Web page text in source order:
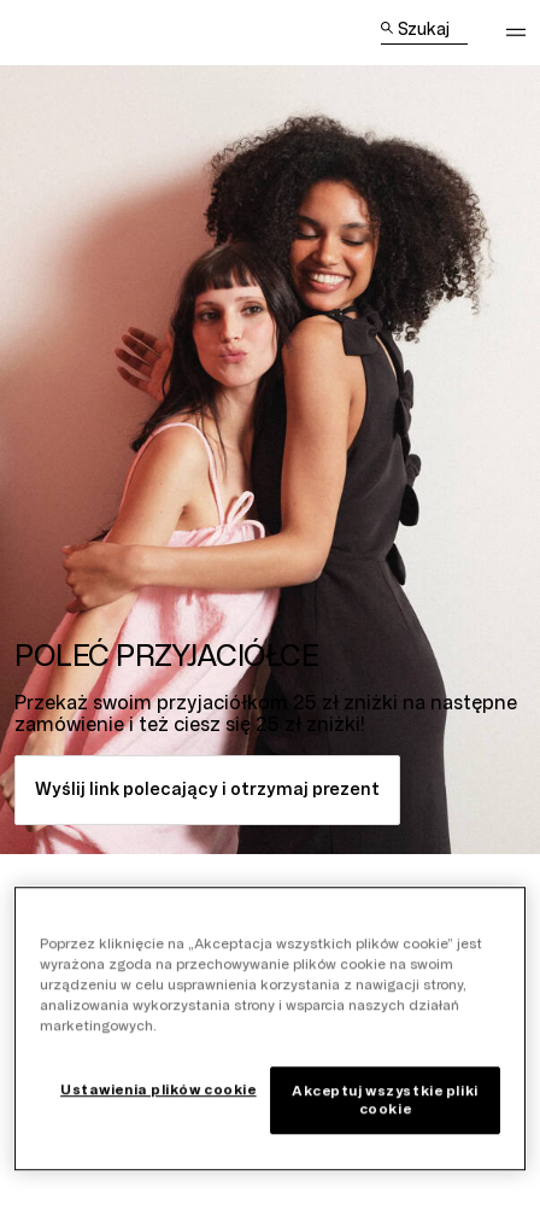
Szukaj
POLEĆ PRZYJACIÓŁCE
Przekaż swoim przyjaciółkom 25 zł zniżki na następne
zamówienie i też ciesz się 25 zł zniżki!
Wyślij link polecający i otrzymaj prezent
Poprzez kliknięcie na „Akceptacja wszystkich plików cookie” jest
wyrażona zgoda na przechowywanie plików cookie na swoim
urządzeniu w celu usprawnienia korzystania z nawigacji strony,
analizowania wykorzystania strony i wsparcia naszych działań
marketingowych.
Ustawienia plików cookie
Akceptuj wszystkie pliki
cookie